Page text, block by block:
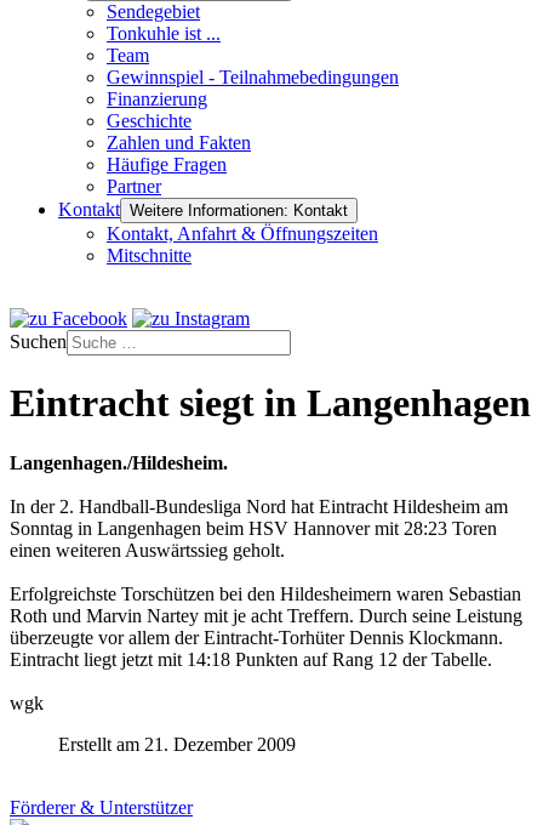
Sendegebiet
Tonkuhle ist ...
Team
Gewinnspiel - Teilnahmebedingungen
Finanzierung
Geschichte
Zahlen und Fakten
Häufige Fragen
Partner
Kontakt Weitere Informationen: Kontakt
Kontakt, Anfahrt & Öffnungszeiten
Mitschnitte
Suchen
Eintracht siegt in Langenhagen
Langenhagen./Hildesheim.
In der 2. Handball-Bundesliga Nord hat Eintracht Hildesheim am
Sonntag in Langenhagen beim HSV Hannover mit 28:23 Toren
einen weiteren Auswärtssieg geholt.
Erfolgreichste Torschützen bei den Hildesheimern waren Sebastian
Roth und Marvin Nartey mit je acht Treffern. Durch seine Leistung
überzeugte vor allem der Eintracht-Torhüter Dennis Klockmann.
Eintracht liegt jetzt mit 14:18 Punkten auf Rang 12 der Tabelle.
wgk
Erstellt am 21. Dezember 2009
Förderer & Unterstützer